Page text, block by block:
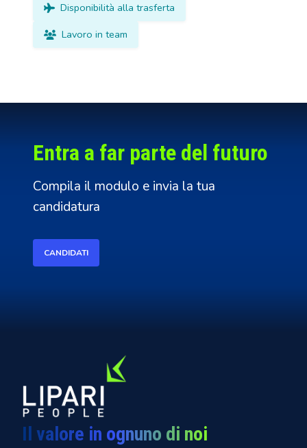
Disponibilità alla trasferta
Lavoro in team
Entra a far parte del futuro
Compila il modulo e invia la tua
candidatura
CANDIDATI
Il valore in ognuno di noi